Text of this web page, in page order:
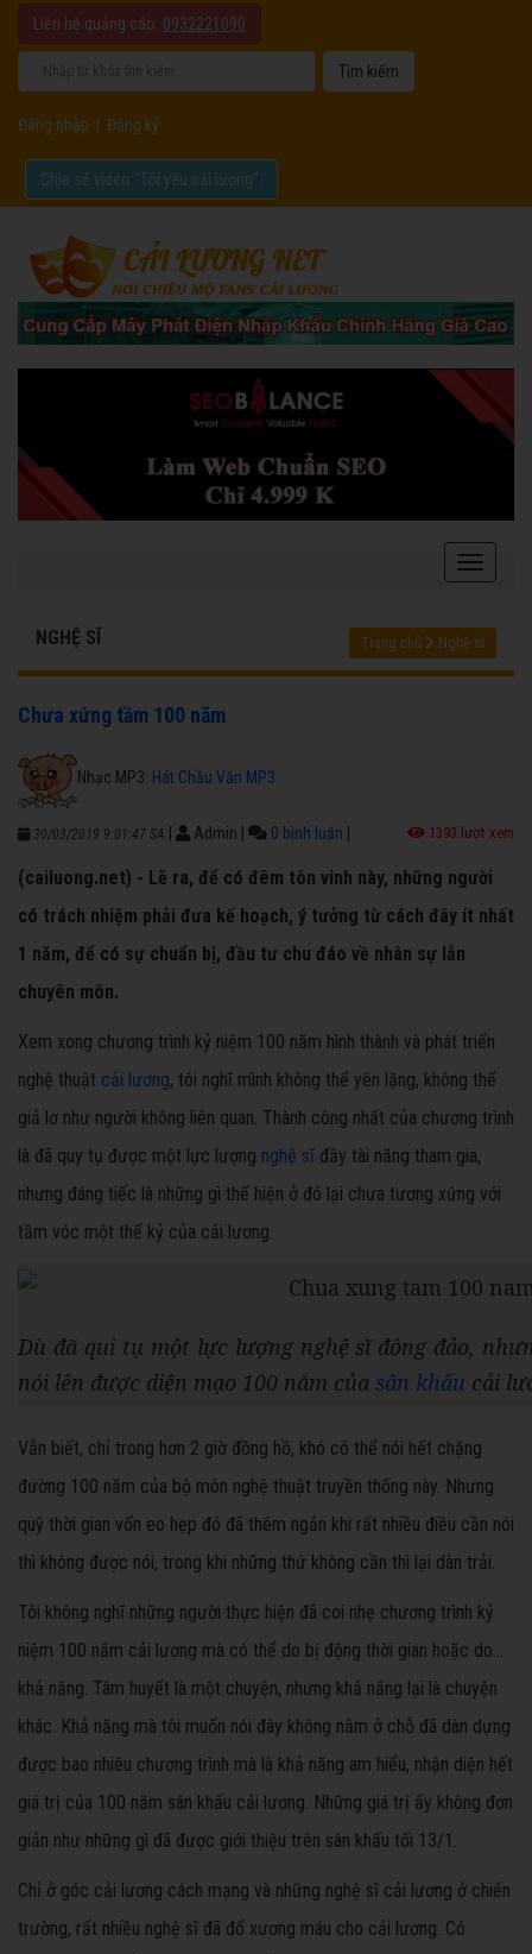
Liên hệ quảng cáo: 0932221090
Đăng nhập Đăng ký
Chia sẻ video "Tôi yêu cải lương".
NGHỆ SĨ Trang chủ Nghệ sĩ
Chưa xứng tầm 100 năm
Nhạc MP3: Hát Chầu Văn MP3
30/03/2019 9:01:47 SA Admin 0 bình luận 1393 lượt xem
(cailuong.net) - Lẽ ra, để có đêm tôn vinh này, những người
có trách nhiệm phải đưa kế hoạch, ý tưởng từ cách đây ít nhất
1 năm, để có sự chuẩn bị, đầu tư chu đáo về nhân sự lẫn
chuyên môn.
Xem xong chương trình kỷ niệm 100 năm hình thành và phát triển
nghệ thuật cải lương, tôi nghĩ mình không thể yên lặng, không thể
giả lơ như người không liên quan. Thành công nhất của chương trình
là đã quy tụ được một lực lượng nghệ sĩ đầy tài năng tham gia,
nhưng đáng tiếc là những gì thể hiện ở đó lại chưa tương xứng với
tầm vóc một thế kỷ của cải lương.
Dù đã qui tụ một lực lượng nghệ sĩ đông đảo,
nói lên được diện mạo 100 năm của sân khấu cải
Vẫn biết, chỉ trong hơn 2 giờ đồng hồ, khó có thể nói hết chặng
đường 100 năm của bộ môn nghệ thuật truyền thống này. Nhưng
quỹ thời gian vốn eo hẹp đó đã thêm ngắn khi rất nhiều điều cần nói
thì không được nói, trong khi những thứ không cần thì lại dàn trải.
Tôi không nghĩ những người thực hiện đã coi nhẹ chương trình kỷ
niệm 100 năm cải lương mà có thể do bị động thời gian hoặc do…
khả năng. Tâm huyết là một chuyện, nhưng khả năng lại là chuyện
khác. Khả năng mà tôi muốn nói đây không nằm ở chỗ đã dàn dựng
được bao nhiêu chương trình mà là khả năng am hiểu, nhận diện hết
giá trị của 100 năm sân khấu cải lương. Những giá trị ấy không đơn
giản như những gì đã được giới thiệu trên sân khấu tối 13/1.
Chỉ ở góc cải lương cách mạng và những nghệ sĩ cải lương ở chiến
trường, rất nhiều nghệ sĩ đã đổ xương máu cho cải lương. Có